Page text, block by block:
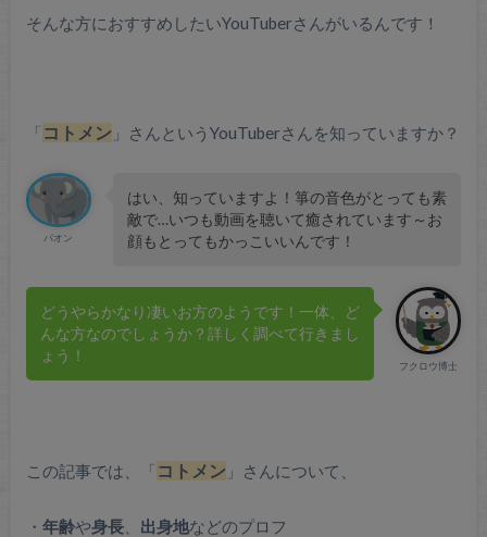
そんな方におすすめしたいYouTuberさんがいるんです！
「 コトメン 」さんというYouTuberさんを知っていますか？
パオン
はい、知っていますよ！箏の音色がとっても素
敵で…いつも動画を聴いて癒されています～お
顔もとってもかっこいいんです！
フクロウ博士
どうやらかなり凄いお方のようです！一体、ど
んな方なのでしょうか？詳しく調べて行きまし
ょう！
この記事では、「 コトメン 」さんについて、
・ 年齢や身長、 出身地などのプロフ